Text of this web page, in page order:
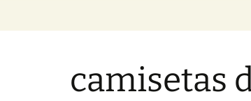
camisetas